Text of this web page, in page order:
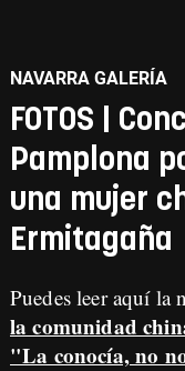
NAVARRA GALERÍA
FOTOS |
Pamplona
una mujer
Ermitagaña
Puedes leer aquí la
la comunidad
"La conocía, no